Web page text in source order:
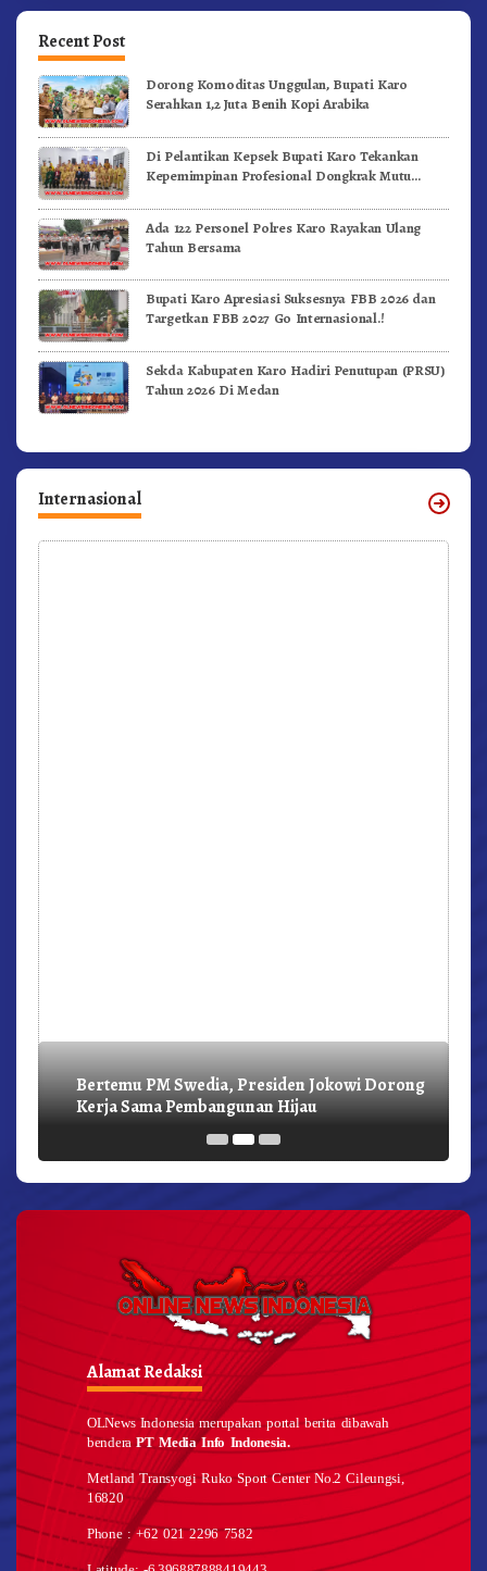
Recent Post
Dorong Komoditas Unggulan, Bupati Karo
Serahkan 1,2 Juta Benih Kopi Arabika
Di Pelantikan Kepsek Bupati Karo Tekankan
Kepemimpinan Profesional Dongkrak Mutu
Ada 122 Personel Polres Karo Rayakan Ulang
Tahun Bersama
Bupati Karo Apresiasi Suksesnya FBB 2026 dan
Targetkan FBB 2027 Go Internasional.!
Sekda Kabupaten Karo Hadiri Penutupan (PRSU)
Tahun 2026 Di Medan
Internasional
Bertemu PM Swedia, Presiden Jokowi Dorong
Kerja Sama Pembangunan Hijau
Alamat Redaksi
OLNews Indonesia merupakan portal berita dibawah
benderaPT Media Info Indonesia.
Metland Transyogi Ruko Sport Center No.2 Cileungsi,
16820
Phone : +62 021 2296 7582